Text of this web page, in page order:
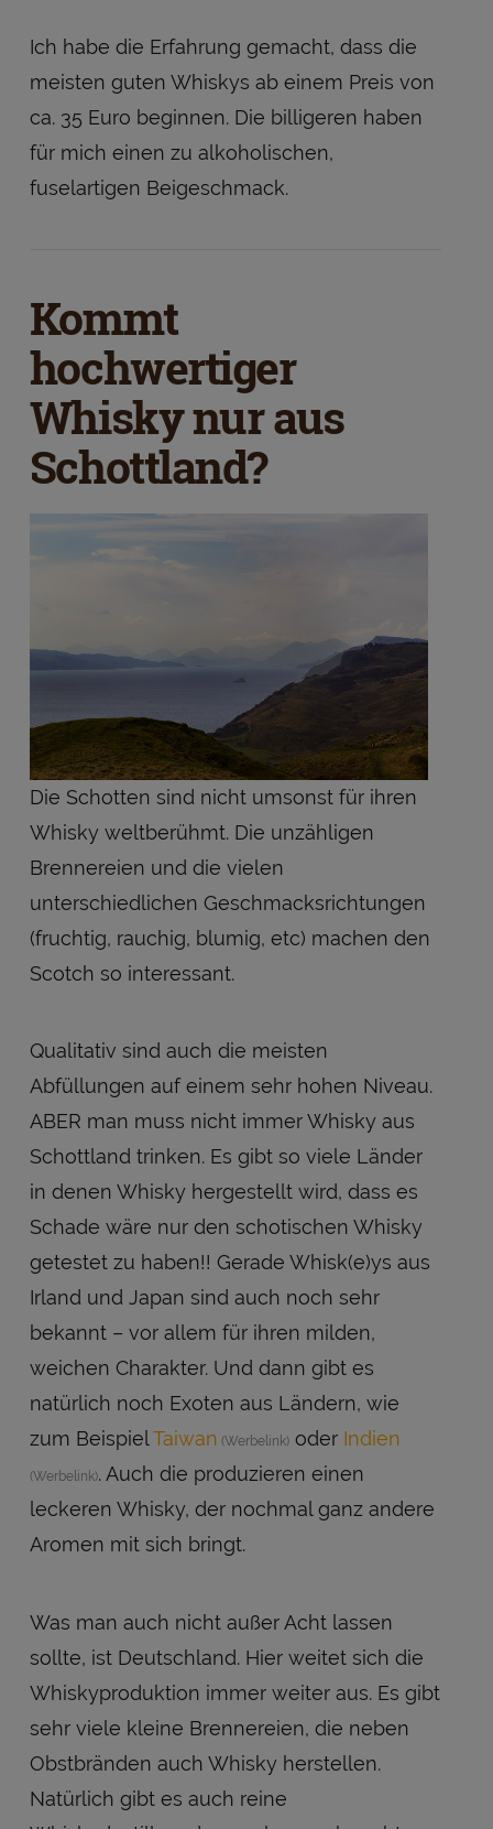
Ich habe die Erfahrung gemacht, dass die
meisten guten Whiskys ab einem Preis von
ca. 35 Euro beginnen. Die billigeren haben
für mich einen zu alkoholischen,
fuselartigen Beigeschmack.
Kommt
hochwertiger
Whisky nur aus
Schottland?
Die Schotten sind nicht umsonst für ihren
Whisky weltberühmt. Die unzähligen
Brennereien und die vielen
unterschiedlichen Geschmacksrichtungen
(fruchtig, rauchig, blumig, etc) machen den
Scotch so interessant.
Qualitativ sind auch die meisten
Abfüllungen auf einem sehr hohen Niveau.
ABER man muss nicht immer Whisky aus
Schottland trinken. Es gibt so viele Länder
in denen Whisky hergestellt wird, dass es
Schade wäre nur den schotischen Whisky
getestet zu haben!! Gerade Whisk(e)ys aus
Irland und Japan sind auch noch sehr
bekannt – vor allem für ihren milden,
weichen Charakter. Und dann gibt es
natürlich noch Exoten aus Ländern, wie
zum BeispielTaiwan oder Indien
. Auch die produzieren einen
leckeren Whisky, der nochmal ganz andere
Aromen mit sich bringt.
Was man auch nicht außer Acht lassen
sollte, ist Deutschland. Hier weitet sich die
Whiskyproduktion immer weiter aus. Es gibt
sehr viele kleine Brennereien, die neben
Obstbränden auch Whisky herstellen.
Natürlich gibt es auch reine